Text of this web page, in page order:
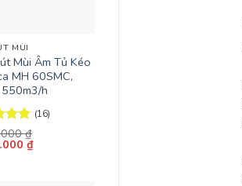
MÙI
Mùi Âm Tủ Kéo
MH 60SMC,
h
5
(16)
₫
₫Giá
hiện